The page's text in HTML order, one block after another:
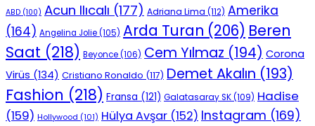
ABD (100) Acun Ilıcalı (177) Adriana Lima (112) Amerika
(164) Angelina Jolie(105) Arda Turan (206) Beren
Saat (218) Beyonce(106) Cem Yılmaz (194) Corona
Virüs (134) Cristiano Ronaldo (117) Demet Akalın (193)
Fashion (218) Fransa (121) Galatasaray SK(109) Hadise
(159) Hollywood (101) Hülya Avşar (152) Instagram (169)